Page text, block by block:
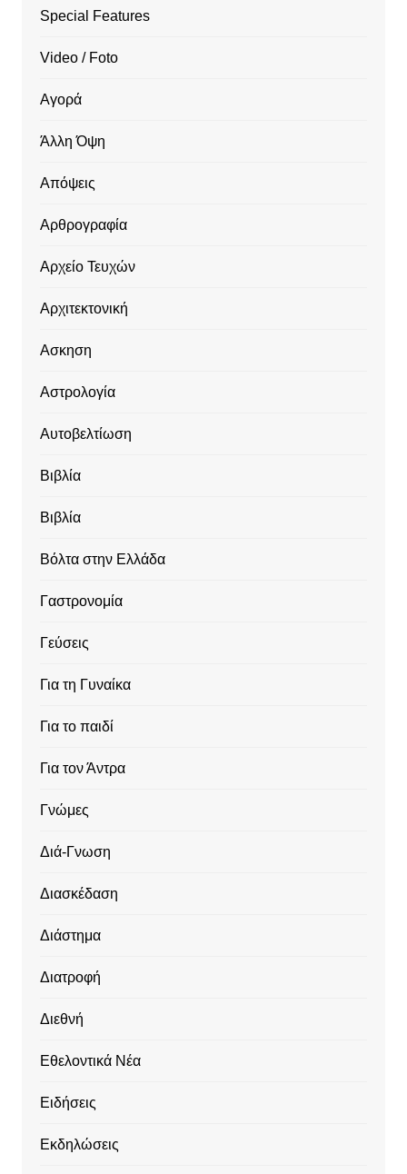
Special Features
Video / Foto
Αγορά
Άλλη Όψη
Απόψεις
Αρθρογραφία
Αρχείο Τευχών
Αρχιτεκτονική
Ασκηση
Αστρολογία
Αυτοβελτίωση
Βιβλία
Βιβλία
Βόλτα στην Ελλάδα
Γαστρονομία
Γεύσεις
Για τη Γυναίκα
Για το παιδί
Για τον Άντρα
Γνώμες
Διά-Γνωση
Διασκέδαση
Διάστημα
Διατροφή
Διεθνή
Εθελοντικά Νέα
Ειδήσεις
Εκδηλώσεις